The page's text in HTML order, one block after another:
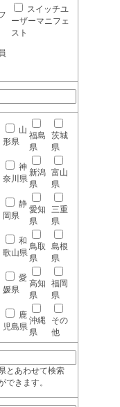
スイッチユ
ーザーマニフェ
スト
山
形県
福島
県
茨城
県
神
奈川県
新潟
県
富山
県
静
岡県
愛知
県
三重
県
和
歌山県
鳥取
県
島根
県
愛
媛県
高知
県
福岡
県
鹿
児島県
沖縄
県
その
他
とあわせて検索
できます。